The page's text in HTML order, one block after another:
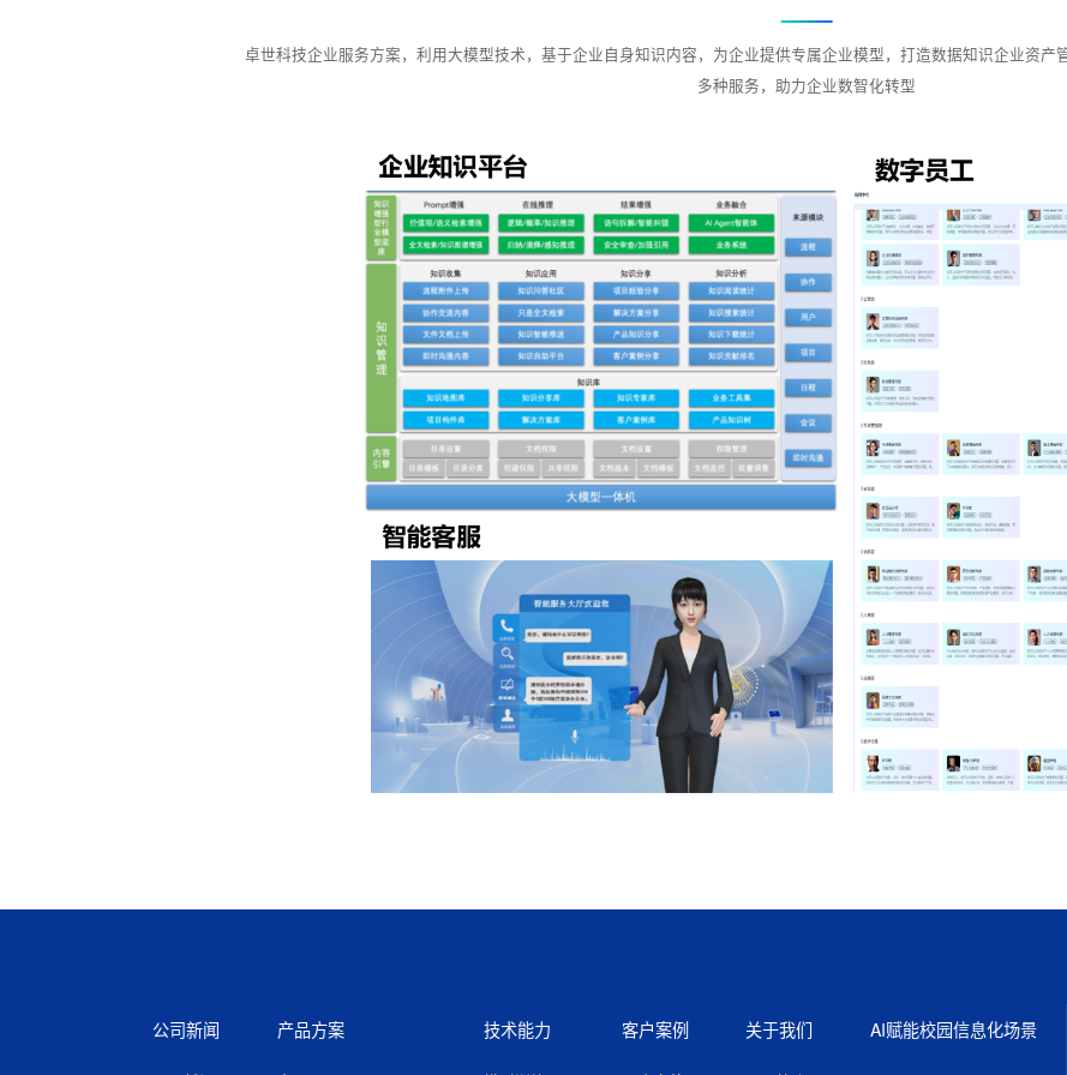
卓世科技企业服务方案，利用大模型技术，基于企业自身知识内容，为企业提供专属企业模型，打造数据知识企业资
多种服务，助力企业数智化转型
公司新闻 产品方案 技术能力 客户案例 关于我们 AI赋能校园信息化场景